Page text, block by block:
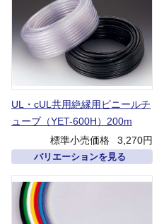
UL・cUL共用絶縁用ビニールチ
ューブ（YET-600H）200m
標準小売価格
3,270円
バリエーションを見る